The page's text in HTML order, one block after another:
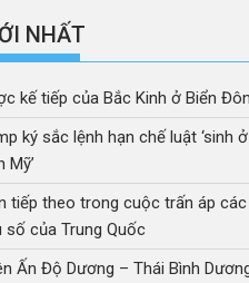
NHẤT
kế tiếp của Bắc Kinh ở Biển
ký sắc lệnh hạn chế luật ‘sinh
Mỹ’
tiếp theo trong cuộc trấn áp các
số của Trung Quốc
Ấn Độ Dương – Thái Bình